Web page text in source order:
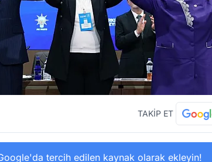
TAKİP ET
Google'da tercih edilen kaynak olarak ekleyin!